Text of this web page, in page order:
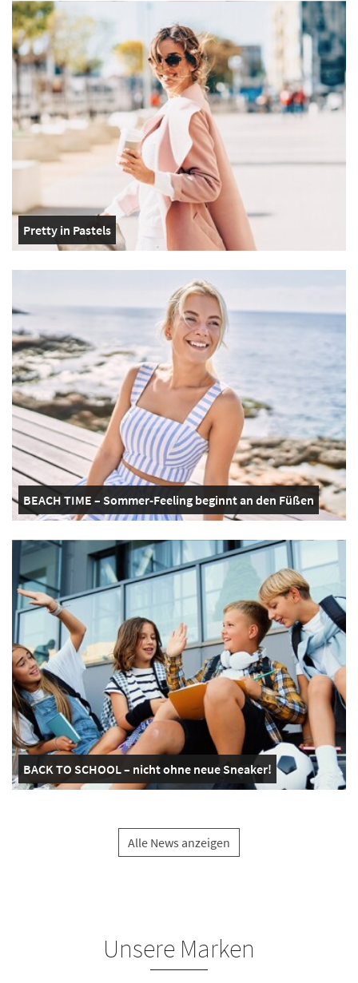
Pretty in Pastels
BEACH TIME – Sommer-Feeling beginnt an den Füßen
BACK TO SCHOOL – nicht ohne neue Sneaker!
Alle News anzeigen
Unsere Marken